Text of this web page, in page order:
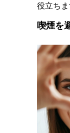
役立ちま
喫煙を